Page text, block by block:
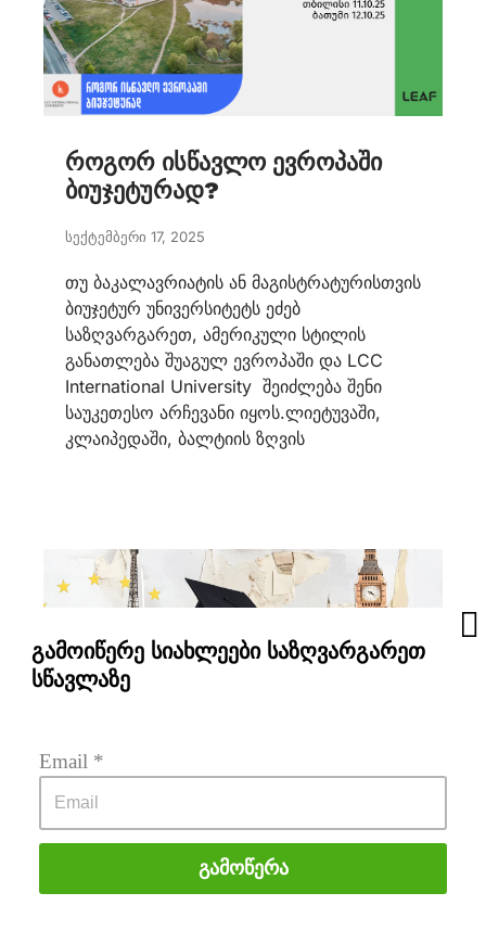
როგორ ისწავლო ევროპაში
ბიუჯეტურად?
სექტემბერი 17, 2025
თუ ბაკალავრიატის ან მაგისტრატურისთვის
ბიუჯეტურ უნივერსიტეტს ეძებ
საზღვარგარეთ, ამერიკული სტილის
განათლება შუაგულ ევროპაში და LCC
International University შეიძლება შენი
საუკეთესო არჩევანი იყოს.ლიეტუვაში,
კლაიპედაში, ბალტიის ზღვის
რა უპირატესობა აქვს
ევროპაში მიღებულ
განათლებას?
თებერვალი 18, 2025
გამოიწერე სიახლეები საზღვარგარეთ
სწავლაზე
Email *
Გამოწერა